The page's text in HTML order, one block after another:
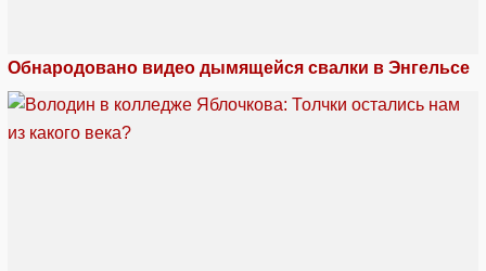
Обнародовано видео дымящейся свалки в Энгельсе